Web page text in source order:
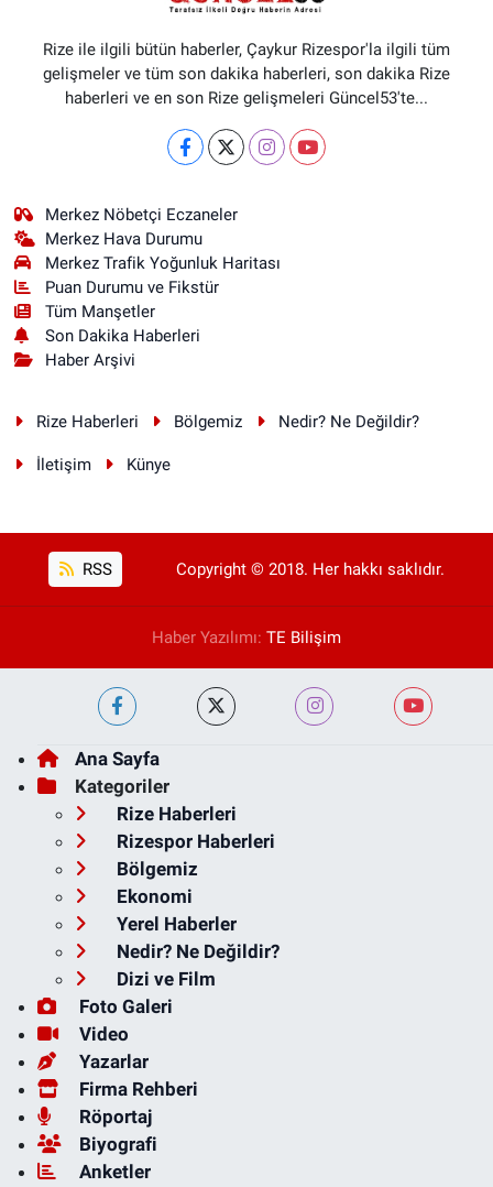
Rize ile ilgili bütün haberler, Çaykur Rizespor'la ilgili tüm
gelişmeler ve tüm son dakika haberleri, son dakika Rize
haberleri ve en son Rize gelişmeleri Güncel53'te...
Merkez Nöbetçi Eczaneler
Merkez Hava Durumu
Merkez Trafik Yoğunluk Haritası
Puan Durumu ve Fikstür
Tüm Manşetler
Son Dakika Haberleri
Haber Arşivi
Rize Haberleri Bölgemiz Nedir? Ne Değildir?
İletişim Künye
RSS Copyright © 2018. Her hakkı saklıdır.
Haber Yazılımı: TE Bilişim
Ana Sayfa
Kategoriler
Rize Haberleri
Rizespor Haberleri
Bölgemiz
Ekonomi
Yerel Haberler
Nedir? Ne Değildir?
Dizi ve Film
Foto Galeri
Video
Yazarlar
Firma Rehberi
Röportaj
Biyografi
Anketler